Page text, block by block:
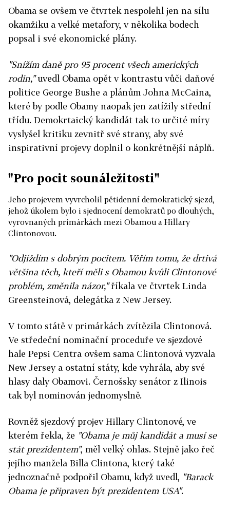
Obama se ovšem ve čtvrtek nespolehl jen na sílu
okamžiku a velké metafory, v několika bodech
popsal i své ekonomické plány.
"Snížím daně pro 95 procent všech amerických
rodin,"uvedl Obama opět v kontrastu vůči daňové
politice George Bushe a plánům Johna McCaina,
které by podle Obamy naopak jen zatížily střední
třídu. Demokrtaický kandidát tak to určité míry
vyslyšel kritiku zevnitř své strany, aby své
inspirativní projevy doplnil o konkrétnější náplň.
"Pro pocit sounáležitosti"
Jeho projevem vyvrcholil pětidenní demokratický sjezd,
jehož úkolem bylo i sjednocení demokratů po dlouhých,
vyrovnaných primárkách mezi Obamou a Hillary
Clintonovou.
"Odjíždím s dobrým pocitem. Věřím tomu, že drtivá
většina těch, kteří měli s Obamou kvůli Clintonové
problém, změnila názor,"říkala ve čtvrtek Linda
Greensteinová, delegátka z New Jersey.
V tomto státě v primárkách zvítězila Clintonová.
Ve středeční nominační proceduře ve sjezdové
hale Pepsi Centra ovšem sama Clintonová vyzvala
New Jersey a ostatní státy, kde vyhrála, aby své
hlasy daly Obamovi. Černošsky senátor z Ilinois
tak byl nominován jednomyslně.
Rovněž sjezdový projev Hillary Clintonové, ve
kterém řekla, že "Obama je můj kandidát a musí se
stát prezidentem", měl velký ohlas. Stejně jako řeč
jejího manžela Billa Clintona, který také
jednoznačně podpořil Obamu, když uvedl, "Barack
Obama je připraven být prezidentem USA".